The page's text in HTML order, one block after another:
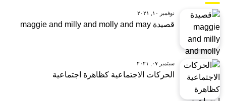
نوفمبر ١٠, ٢٠٢١
قصيدة maggie and milly and molly and may
سبتمبر ٠٧, ٢٠٢١
الحركات الاجتماعية كظاهرة اجتماعية